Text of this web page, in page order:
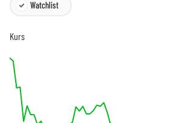
Watchlist
Kurs